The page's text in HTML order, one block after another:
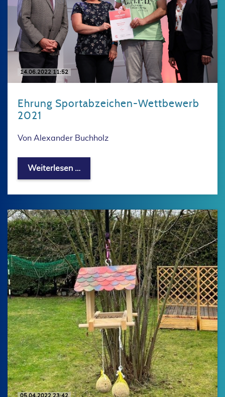
14.06.2022 11:52
Ehrung Sportabzeichen-Wettbewerb
2021
Von Alexander Buchholz
Weiterlesen …
05.04.2022 23:42